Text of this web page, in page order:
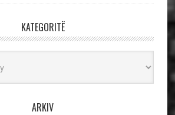
KATEGORITË
ARKIV